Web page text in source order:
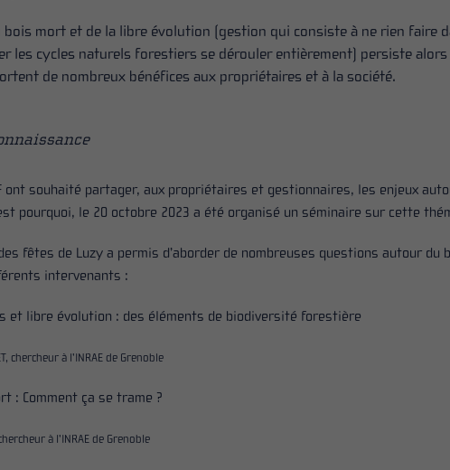
bois mort et de la libre évolution (gestion qui consiste à ne rien faire
les cycles naturels forestiers se dérouler entièrement) persiste alors
de nombreux bénéfices aux propriétaires et à la société.
ont souhaité partager, aux propriétaires et gestionnaires, les enjeux
pourquoi, le 20 octobre 2023 a été organisé un séminaire sur cette
fêtes de Luzy a permis d’aborder de nombreuses questions autour du
intervenants :
et libre évolution : des éléments de biodiversité forestière
chercheur à l’INRAE de Grenoble
: Comment ça se trame ?
à l’INRAE de Grenoble